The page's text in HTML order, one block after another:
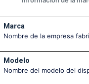
Marca
Nombre de la empresa
Modelo
Nombre del modelo del